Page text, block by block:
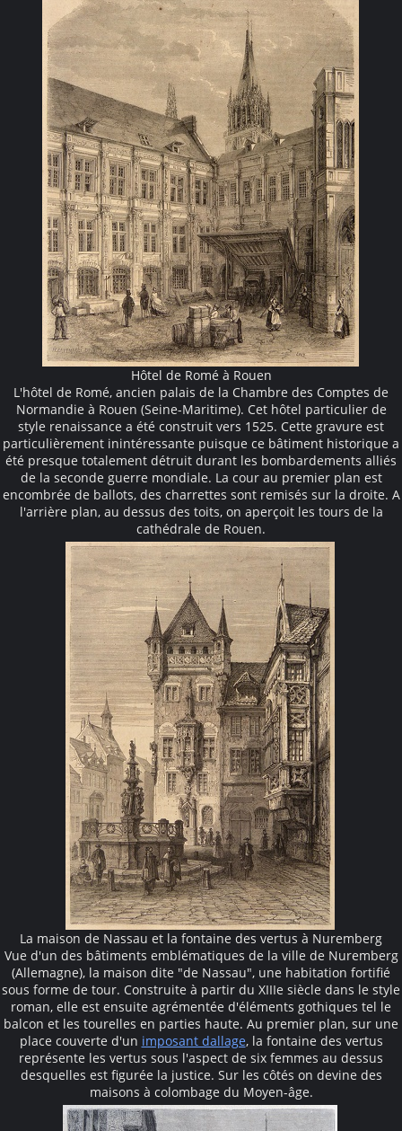
Hôtel de Romé à Rouen
L'hôtel de Romé, ancien palais de la Chambre des Comptes de
Normandie à Rouen (Seine-Maritime). Cet hôtel particulier de
style renaissance a été construit vers 1525. Cette gravure est
particulièrement inintéressante puisque ce bâtiment historique a
été presque totalement détruit durant les bombardements alliés
de la seconde guerre mondiale. La cour au premier plan est
encombrée de ballots, des charrettes sont remisés sur la droite. A
l'arrière plan, au dessus des toits, on aperçoit les tours de la
cathédrale de Rouen.
La maison de Nassau et la fontaine des vertus à Nuremberg
Vue d'un des bâtiments emblématiques de la ville de Nuremberg
(Allemagne), la maison dite "de Nassau", une habitation fortifié
sous forme de tour. Construite à partir du XIIIe siècle dans le style
roman, elle est ensuite agrémentée d'éléments gothiques tel le
balcon et les tourelles en parties haute. Au premier plan, sur une
place couverte d'un imposant dallage, la fontaine des vertus
représente les vertus sous l'aspect de six femmes au dessus
desquelles est figurée la justice. Sur les côtés on devine des
maisons à colombage du Moyen-âge.